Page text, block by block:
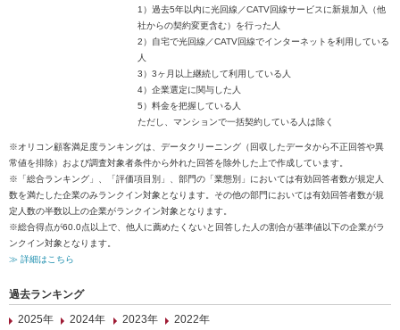
1）過去5年以内に光回線／CATV回線サービスに新規加入（他
社からの契約変更含む）を行った人
2）自宅で光回線／CATV回線でインターネットを利用している
人
3）3ヶ月以上継続して利用している人
4）企業選定に関与した人
5）料金を把握している人
ただし、マンションで一括契約している人は除く
※オリコン顧客満足度ランキングは、データクリーニング（回収したデータから不正回答や異
常値を排除）および調査対象者条件から外れた回答を除外した上で作成しています。
※「総合ランキング」、「評価項目別」、部門の「業態別」においては有効回答者数が規定人
数を満たした企業のみランクイン対象となります。その他の部門においては有効回答者数が規
定人数の半数以上の企業がランクイン対象となります。
※総合得点が60.0点以上で、他人に薦めたくないと回答した人の割合が基準値以下の企業がラ
ンクイン対象となります。
≫ 詳細はこちら
過去ランキング
2025年
2024年 2023年 2022年